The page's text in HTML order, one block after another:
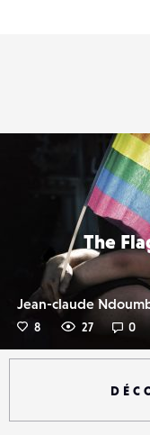
The
Jean-claude
8 27 0